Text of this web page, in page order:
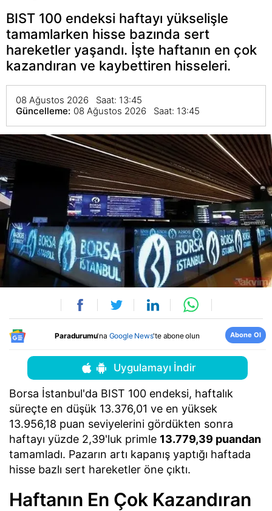
BIST 100 endeksi haftayı yükselişle
tamamlarken hisse bazında sert
hareketler yaşandı. İşte haftanın en çok
kazandıran ve kaybettiren hisseleri.
08 Ağustos 2026 Saat: 13:45
Güncelleme: 08 Ağustos 2026 Saat: 13:45
Paradurumu'na Google News'te abone olun Abone Ol
Uygulamayı İndir
Borsa İstanbul'da BIST 100 endeksi, haftalık
süreçte en düşük 13.376,01 ve en yüksek
13.956,18 puan seviyelerini gördükten sonra
haftayı yüzde 2,39'luk primle 13.779,39 puandan
tamamladı. Pazarın artı kapanış yaptığı haftada
hisse bazlı sert hareketler öne çıktı.
Haftanın En Çok Kazandıran